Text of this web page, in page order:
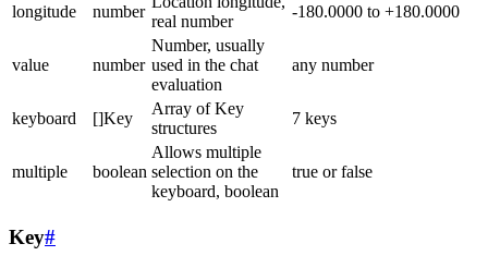
longitude
number
real number
-180.0000 to +180.0000
value number
Number, usually
used in the chat
evaluation
any number
keyboard []Key
Array of Key
structures
7 keys
multiple boolean
Allows multiple
selection on the
keyboard, boolean
true or false
Key#